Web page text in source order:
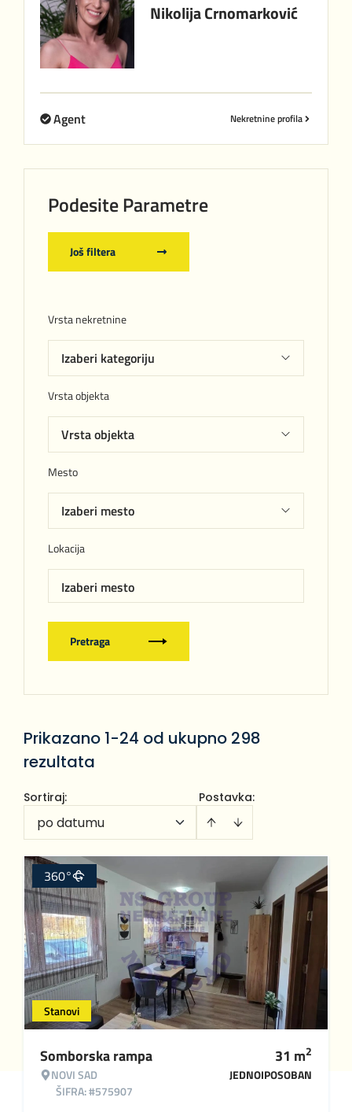
NikolijaCrnomarković
Agent Nekretnine profila
Podesite Parametre
Još filtera
Vrsta nekretnine
Vrsta objekta
Mesto
Lokacija
Izaberi mesto
Pretraga
Prikazano 1-24 od ukupno 298
rezultata
Postavka:
Sortiraj:
po datumu
Stanovi
360°
Somborska rampa
NOVI SAD
ŠIFRA: #575907
31 m2
JEDNOIPOSOBAN